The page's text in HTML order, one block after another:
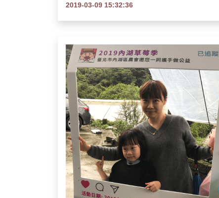
2019-03-09 15:32:36